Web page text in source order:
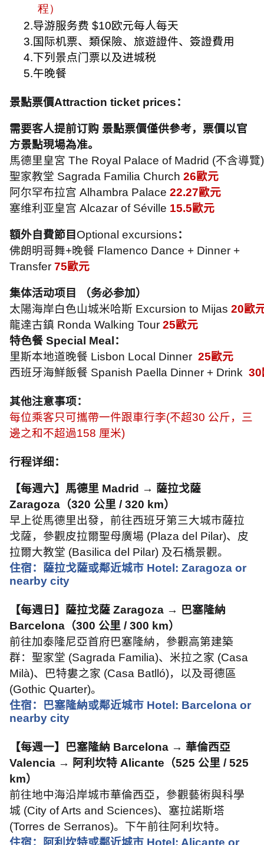
程）
2.导游服务费 $10欧元每人每天
3.国际机票、類保險、旅遊證件、簽證費用
4.下列景点门票以及进城税
5.午晚餐
景點票價Attraction ticket prices：
需要客人提前订购 景點票價僅供參考，票價以官
方景點現場為准。
馬德里皇宮 The Royal Palace of Madrid (不含導覽)
聖家教堂 Sagrada Familia Church 26歐元
阿尔罕布拉宫 Alhambra Palace 22.27歐元
塞维利亚皇宫 Alcazar of Séville 15.5歐元
額外自費節目 Optional excursions：
佛朗明哥舞+晚餐 Flamenco Dance + Dinner +
Transfer 75歐元
集体活动项目 （务必参加）
太陽海岸白色山城米哈斯 Excursion to Mijas 20歐
龍達古鎮 Ronda Walking Tour 25歐元
特色餐 Special Meal ：
里斯本地道晚餐 Lisbon Local Dinner 25歐元
西班牙海鮮飯餐 Spanish Paella Dinner + Drink 30
其他注意事项：
每位乘客只可攜帶一件跟車行李(不超30 公斤，三
邊之和不超過158 厘米)
行程详细：
【每週六】馬德里 Madrid → 薩拉戈薩
Zaragoza （320 公里 / 320 km）
早上從馬德里出發，前往西班牙第三大城市薩拉
戈薩，參觀皮拉爾聖母廣場 (Plaza del Pilar)、皮
拉爾大教堂 (Basilica del Pilar) 及石橋景觀。
住宿：薩拉戈薩或鄰近城市 Hotel: Zaragoza or
nearby city
【每週日】薩拉戈薩 Zaragoza →
巴塞隆納
Barcelona （300 公里 / 300 km）
前往加泰隆尼亞首府巴塞隆納，參觀高第建築
群：聖家堂 (Sagrada Familia)、米拉之家 (Casa
Milà)、巴特婁之家 (Casa Batlló)，以及哥德區
(Gothic Quarter)。
住宿：巴塞隆納或鄰近城市 Hotel: Barcelona or
nearby city
【每週一】巴塞隆納 Barcelona → 華倫西亞
Valencia → 阿利坎特 Alicante （525 公里 / 525
km）
前往地中海沿岸城市華倫西亞，參觀藝術與科學
城 (City of Arts and Sciences)、塞拉諾斯塔
(Torres de Serranos)。下午前往阿利坎特。
住宿：阿利坎特或鄰近城市 Hotel: Alicante or